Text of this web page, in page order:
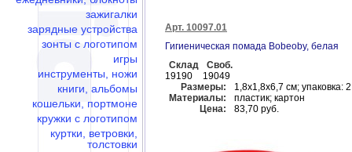
зажигалки
зарядные устройства
зонты с логотипом
игры
инструменты, ножи
книги, альбомы
кошельки, портмоне
кружки с логотипом
куртки, ветровки,
толстовки
Арт. 10097.01
Гигиеническая помада Bobeoby, белая
Склад
Своб.
19190
19049
Размеры:
1,8x1,8x6,7 см; упаковка:
Материалы:
пластик; картон
Цена:
83,70 руб.